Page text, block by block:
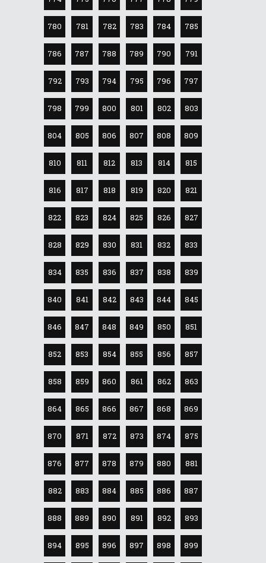
780 781 782 783 784 785
786 787 788 789 790 791
792 793 794 795 796 797
798 799 800 801 802 803
804 805 806 807 808 809
810 811 812 813 814 815
816 817 818 819 820 821
822 823 824 825 826 827
828 829 830 831 832 833
834 835 836 837 838 839
840 841 842 843 844 845
846 847 848 849 850 851
852 853 854 855 856 857
858 859 860 861 862 863
864 865 866 867 868 869
870 871 872 873 874 875
876 877 878 879 880 881
882 883 884 885 886 887
888 889 890 891 892 893
894 895 896 897 898 899